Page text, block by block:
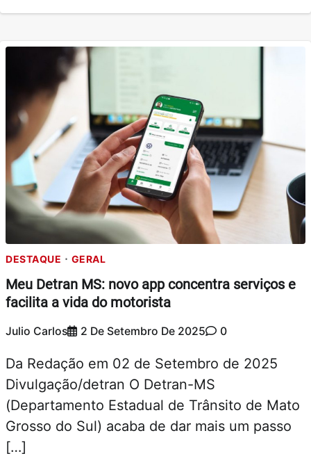
DESTAQUE GERAL
Meu Detran MS: novo app concentra serviços e
facilita a vida do motorista
Julio Carlos 2 De Setembro De 2025 0
Da Redação em 02 de Setembro de 2025
Divulgação/detran O Detran-MS
(Departamento Estadual de Trânsito de Mato
Grosso do Sul) acaba de dar mais um passo
[…]